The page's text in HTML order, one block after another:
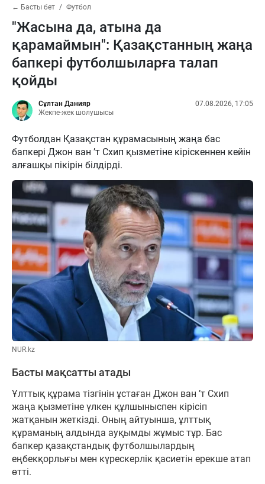
← Басты бет Футбол
"Жасына да, атына да
қарамаймын": Қазақстанның жаңа
бапкері футболшыларға талап
қойды
Сұлтан Данияр
Жекпе-жек шолушысы
07.08.2026, 17:05
Футболдан Қазақстан құрамасының жаңа бас
бапкері Джон ван ’т Схип қызметіне кіріскеннен кейін
алғашқы пікірін білдірді.
NUR.kz
Басты мақсатты атады
Ұлттық құрама тізгінін ұстаған Джон ван ’т Схип
жаңа қызметіне үлкен құлшыныспен кірісіп
жатқанын жеткізді. Оның айтуынша, ұлттық
құраманың алдында ауқымды жұмыс тұр. Бас
бапкер қазақстандық футболшылардың
еңбекқорлығы мен күрескерлік қасиетін ерекше атап
өтті.